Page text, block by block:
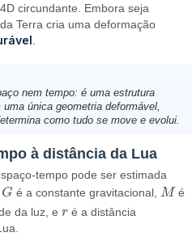
circundante. Embora seja
Terra cria uma deformação
nem tempo: é uma estrutura
única geometria deformável,
como tudo se move e evolui.
à distância da Lua
tempo pode ser estimada
G
G é a constante gravitacional, M
M
é
da luz, e r
r é a distância